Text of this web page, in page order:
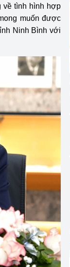
về tình hình hợp
muốn được
Ninh Bình với